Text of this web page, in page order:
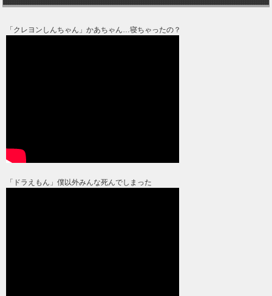
「クレヨンしんちゃん」かあちゃん…寝ちゃったの？
「ドラえもん」僕以外みんな死んでしまった